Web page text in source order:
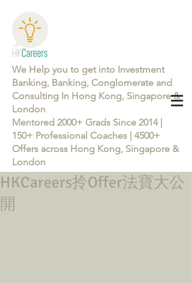
We Help you to get into Investment
Banking, Banking, Conglomerate and
Consulting In Hong Kong, Singapore &
London
Mentored 2000+ Grads Since 2014 |
150+ Professional Coaches | 4500+
Offers across Hong Kong, Singapore &
London
HKCareers拎Offer法寶大公
開